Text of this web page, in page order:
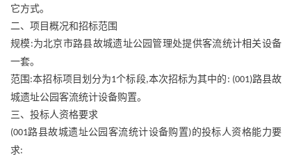
它方式。
二、项目概况和招标范围
规模:为北京市路县故城遗址公园管理处提供客流统计相关设备
一套。
范围 :本招标项目划分为1个标段,本次招标为其中的 : (001)路县故
城遗址公园客流统计设备购置。
三、投标人资格要求
(001路县故城遗址公园客流统计设备购置)的投标人资格能力要
求: